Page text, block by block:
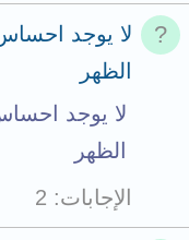
لا يوجد
الظهر
لا يوجد
الظهر
الإجابات
2